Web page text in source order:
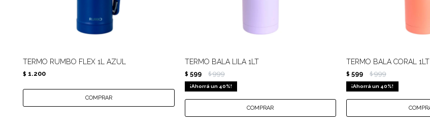
TERMO RUMBO FLEX 1L AZUL
$ 1.200
TERMO BALA LILA 1LT
$ 599 $ 999
40
TERMO BALA CORAL 1LT
$ 599 $ 999
40